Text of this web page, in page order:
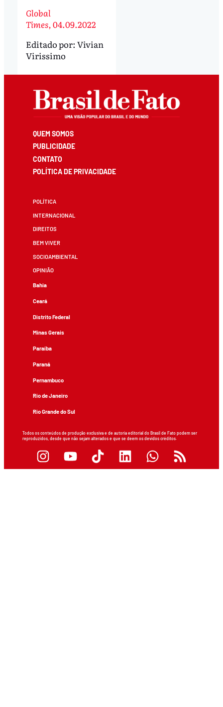
Global
Times,04.09.2022
Editado por: Vivian
Virissimo
QUEM SOMOS
PUBLICIDADE
CONTATO
POLÍTICA DE PRIVACIDADE
POLÍTICA
INTERNACIONAL
DIREITOS
BEM VIVER
SOCIOAMBIENTAL
OPINIÃO
Bahia
Ceará
Distrito Federal
Minas Gerais
Paraíba
Paraná
Pernambuco
Rio de Janeiro
Rio Grande do Sul
Todos os conteúdos de produção exclusiva e de autoria editorial do Brasil de Fato podem ser
reproduzidos, desde que não sejam alterados e que se deem os devidos créditos.